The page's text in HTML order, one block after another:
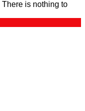
There is nothing to